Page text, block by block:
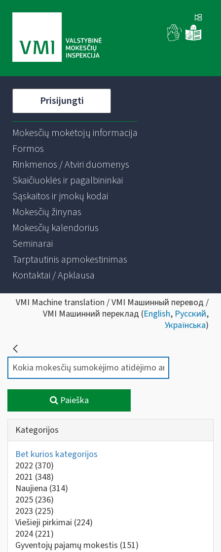
Prisijungti
Mokesčių mokėtojų informacija
Formos
Rinkmenos / Atviri duomenys
Skaičiuoklės ir pagalbininkai
Sąskaitos ir įmokų kodai
Mokesčių žinynas
Mokesčių kalendorius
Seminarai
Tarptautinis apmokestinimas
Kontaktai / Apklausa
VMI Machine translation / VMI Машинный перевод /
VMI Машинний переклад (English, Русский,
Українська)
Paieška
Kategorijos
Bet kurios kategorijos
2022 (370)
2021 (348)
Naujiena (314)
2025 (236)
2023 (225)
Viešieji pirkimai (224)
2024 (221)
Gyventojų pajamų mokestis (151)